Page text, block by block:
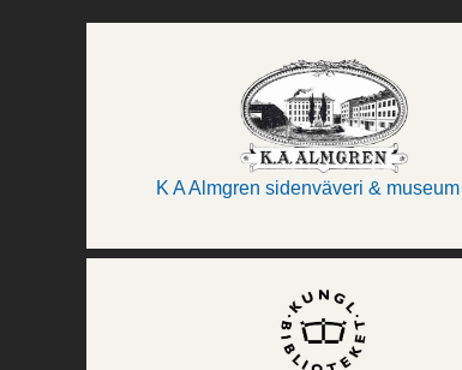
K A Almgren sidenväveri & museum